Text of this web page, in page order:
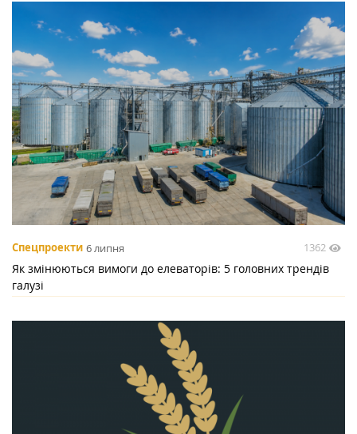
Спецпроекти 6 липня 1362
Як змінюються вимоги до елеваторів: 5 головних трендів
галузі